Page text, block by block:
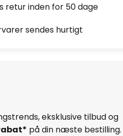
retur inden for 50 dage
sendes hurtigt
eksklusive tilbud og
på din næste bestilling.